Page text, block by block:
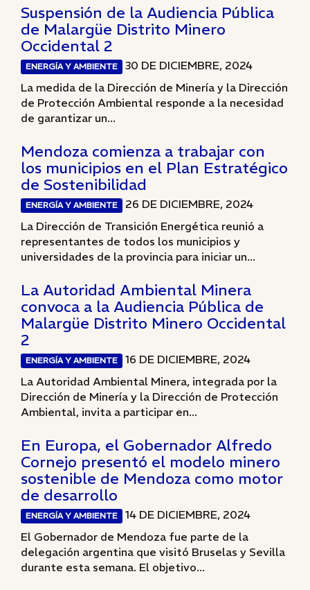
Suspensión de la Audiencia Pública
de Malargüe Distrito Minero
Occidental 2
ENERGÍA Y AMBIENTE
30 DE DICIEMBRE, 2024
La medida de la Dirección de Minería y la Dirección
de Protección Ambiental responde a la necesidad
de garantizar un...
Mendoza comienza a trabajar con
los municipios en el Plan Estratégico
de Sostenibilidad
ENERGÍA Y AMBIENTE
26 DE DICIEMBRE, 2024
La Dirección de Transición Energética reunió a
representantes de todos los municipios y
universidades de la provincia para iniciar un...
La Autoridad Ambiental Minera
convoca a la Audiencia Pública de
Malargüe Distrito Minero Occidental
2
ENERGÍA Y AMBIENTE
16 DE DICIEMBRE, 2024
La Autoridad Ambiental Minera, integrada por la
Dirección de Minería y la Dirección de Protección
Ambiental, invita a participar en...
En Europa, el Gobernador Alfredo
Cornejo presentó el modelo minero
sostenible de Mendoza como motor
de desarrollo
ENERGÍA Y AMBIENTE
14 DE DICIEMBRE, 2024
El Gobernador de Mendoza fue parte de la
delegación argentina que visitó Bruselas y Sevilla
durante esta semana. El objetivo...